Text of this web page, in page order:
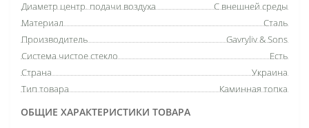
ОБЩИЕ ХАРАКТЕРИСТИКИ ТОВАРА
Диаметр центр. подачи воздуха
С внешней среды
Материал
Сталь
Производитель
Gavryliv & Sons
Система чистое стекло
Есть
Страна
Украина
Тип товара
Каминная топка